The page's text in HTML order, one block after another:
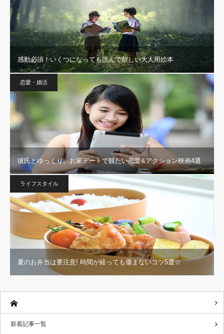
感動必須！いくつになっても読んで欲しい大人用絵本
恋愛・婚活
彼氏とゆっくり、お家デートで観たい恋愛&アクション映画4選
ライフスタイル
夏のお弁当は要注意! 時間が経っても傷まないコツ5選☆
新着記事一覧